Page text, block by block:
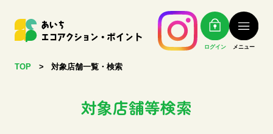
ログイン メニュー
TOP > 対象店舗一覧・検索
対象店舗等検索